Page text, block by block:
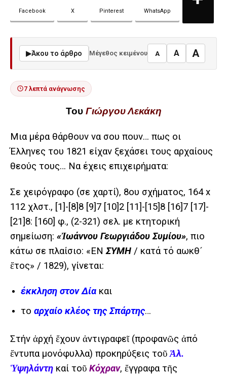
Facebook X Pinterest WhatsApp
▶Άκου το άρθρο Μέγεθος κειμένου A A A
7 λεπτά ανάγνωσης
Του Γιώργου Λεκάκη
Μια μέρα θάρθουν να σου πουν… πως οι
Έλληνες του 1821 είχαν ξεχάσει τους αρχαίους
θεούς τους… Να έχεις επιχειρήματα:
Σε χειρόγραφο (σε χαρτί), 8ου σχήματος, 164 x
112 χλστ., [1]-[8]8 [9]7 [10]2 [11]-[15]8 [16]7 [17]-
[21]8: [160] φ., (2-321) σελ. με κτητορική
σημείωση: «Ἰωάννου Γεωργιάδου Συμίου», πιο
κάτω σε πλαίσιο: «ΕΝΣΥΜΗ / κατά τό αωκθ´
ἔτος» / 1829), γίνεται:
έκκληση στον Δία και
το αρχαίο κλέος της Σπάρτης…
Στήν ἀρχή ἔχουν ἀντιγραφεῖ (προφανῶς ἀπό
ἔντυπα μονόφυλλα) προκηρύξεις τοῦἈλ.
Ὑψηλάντη καί τοῦ Κόχραν, ἔγγραφα τῆς